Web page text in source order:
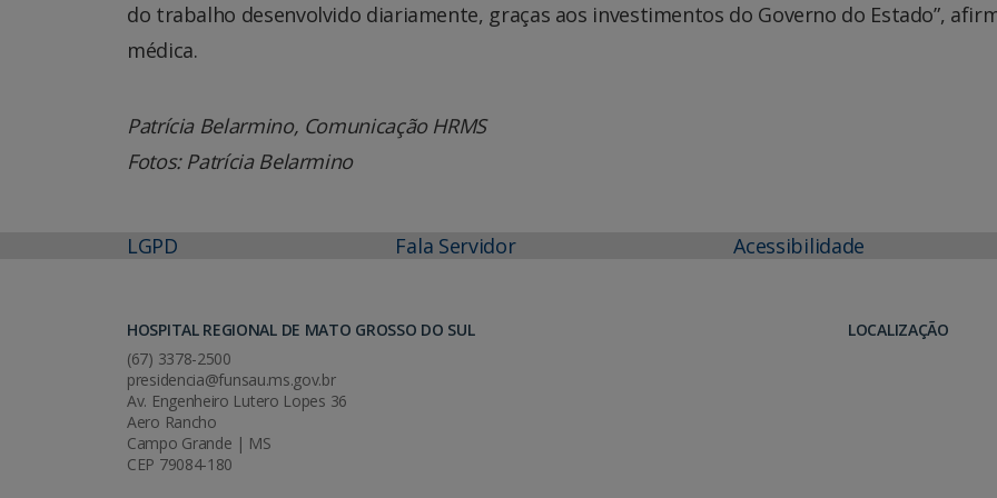
do trabalho desenvolvido diariamente, graças aos investimentos do Governo do Estado”,
médica.
Patrícia Belarmino, Comunicação HRMS
Fotos: Patrícia Belarmino
LGPD Fala Servidor Acessibilidade
HOSPITAL REGIONAL DE MATO GROSSO DO SUL
(67) 3378-2500
presidencia@funsau.ms.gov.br
Av. Engenheiro Lutero Lopes 36
Aero Rancho
Campo Grande | MS
CEP 79084-180
LOCALIZAÇÃO